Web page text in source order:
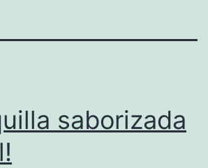
saborizada